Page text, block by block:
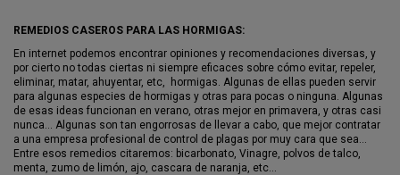
REMEDIOS CASEROS PARA LAS HORMIGAS:
En internet podemos encontrar opiniones y recomendaciones diversas, y
por cierto no todas ciertas ni siempre eficaces sobre cómo evitar, repeler,
eliminar, matar, ahuyentar, etc, hormigas. Algunas de ellas pueden servir
para algunas especies de hormigas y otras para pocas o ninguna. Algunas
de esas ideas funcionan en verano, otras mejor en primavera, y otras casi
nunca… Algunas son tan engorrosas de llevar a cabo, que mejor contratar
a una empresa profesional de control de plagas por muy cara que sea…
Entre esos remedios citaremos: bicarbonato, Vinagre, polvos de talco,
menta, zumo de limón, ajo, cascara de naranja, etc…